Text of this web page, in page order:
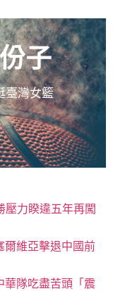
子
臺灣女籃
壓力睽違五年再闖
爾維亞擊退中國前
華隊吃盡苦頭「震